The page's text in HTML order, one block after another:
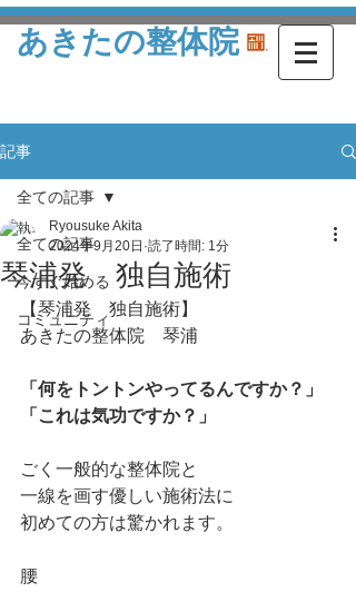
あきたの整体院
記事
全ての記事
今すぐ始める
コミュニティ
全ての記事
琴浦発 独自施術
Ryousuke Akita
2024年9月20日 読了時間: 1分
【琴浦発　独自施術】
あきたの整体院　琴浦
「何をトントンやってるんですか？」
「これは気功ですか？」
ごく一般的な整体院と
一線を画す優しい施術法に
初めての方は驚かれます。
腰